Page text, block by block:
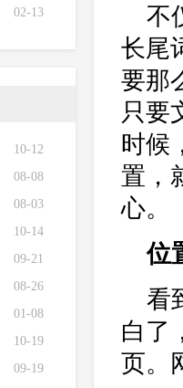
02-13
10-12
08-08
08-03
10-14
09-21
08-26
01-08
10-19
09-19
不
长尾
要那
只要
时候
置，
心。
位
看
白了
页。